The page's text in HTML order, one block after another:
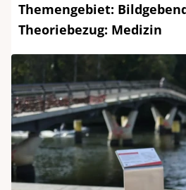
Themengebiet:
Theoriebezug: Medizin